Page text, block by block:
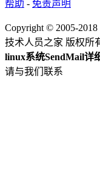
帮助 - 免责声明
Copyright © 2005-2018
技术人员之家 版权所
linux系统SendMail详
请与我们联系